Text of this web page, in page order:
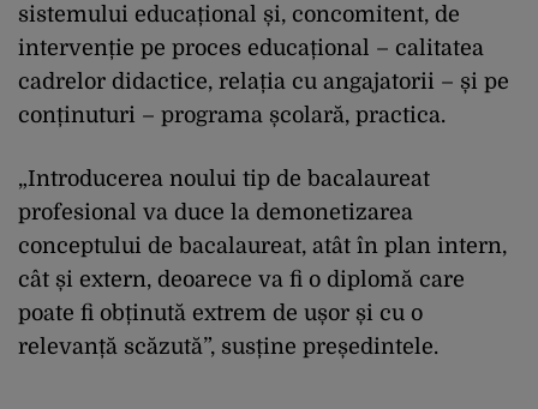
sistemului educațional și, concomitent, de
intervenție pe proces educațional – calitatea
cadrelor didactice, relația cu angajatorii – și pe
conținuturi – programa școlară, practica.
„Introducerea noului tip de bacalaureat
profesional va duce la demonetizarea
conceptului de bacalaureat, atât în plan intern,
cât și extern, deoarece va fi o diplomă care
poate fi obținută extrem de ușor și cu o
relevanță scăzută”, susține președintele.